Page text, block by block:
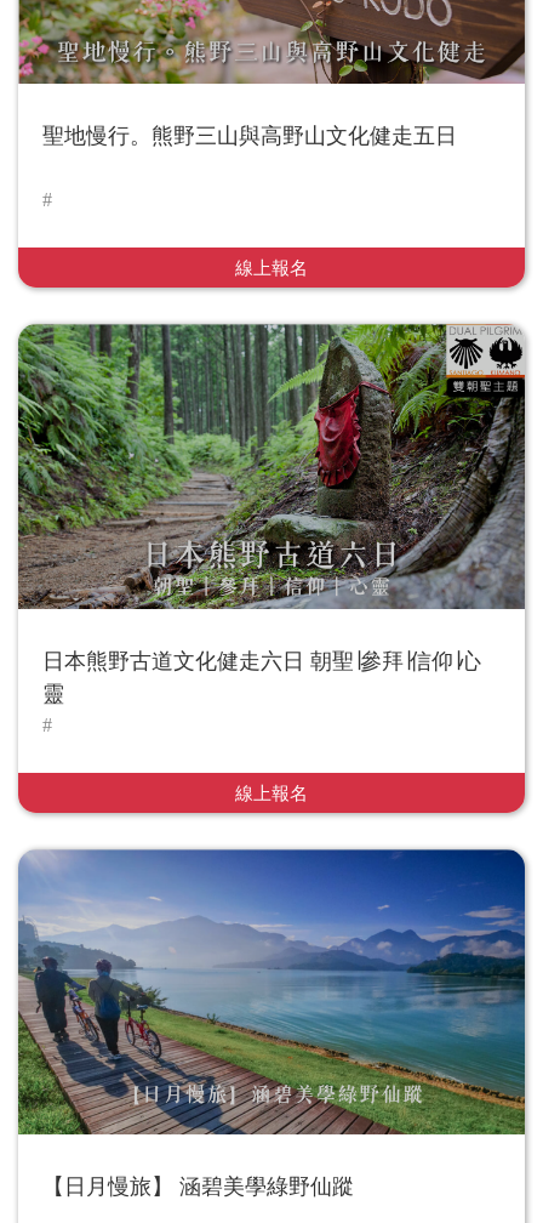
聖地慢行。熊野三山與高野山文化健走五日
線上報名
日本熊野古道文化健走六日 朝聖∣參拜∣信仰∣心
靈
線上報名
【日月慢旅】 涵碧美學綠野仙蹤